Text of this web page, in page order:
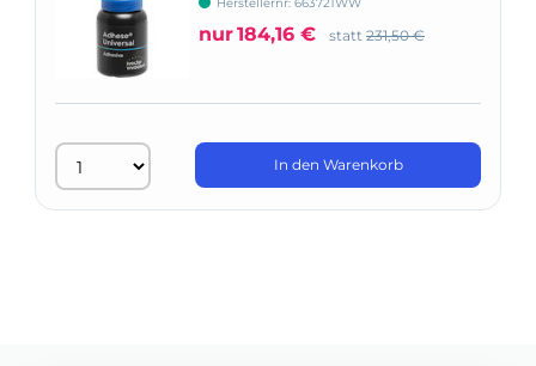
nur184,16 € statt 231,50 €
In den Warenkorb